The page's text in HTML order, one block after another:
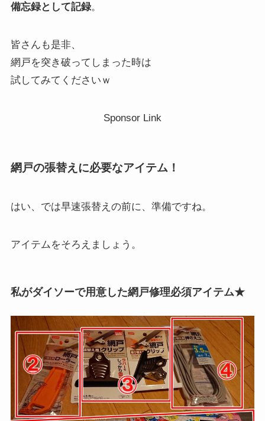
備忘録として記録。
皆さんも是非、
網戸を突き破ってしまった時は
試してみてくださいｗ
Sponsor Link
網戸の張替えに必要なアイテム！
はい、では早速張替えの前に、準備ですね。
アイテムをそろえましょう。
私がダイソーで用意した網戸修理必須アイテム★